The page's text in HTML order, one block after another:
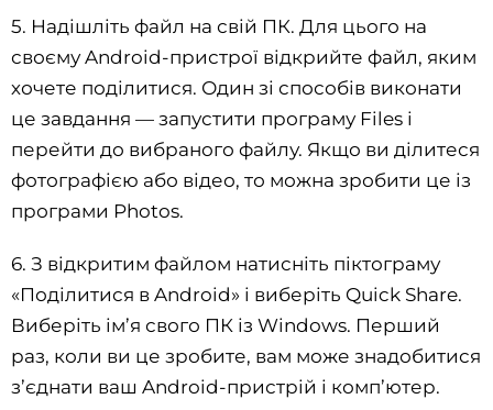
5. Надішліть файл на свій ПК. Для цього на
своєму Android-пристрої відкрийте файл, яким
хочете поділитися. Один зі способів виконати
це завдання — запустити програму Files і
перейти до вибраного файлу. Якщо ви ділитеся
фотографією або відео, то можна зробити це із
програми Photos.
6. З відкритим файлом натисніть піктограму
«Поділитися в Android» і виберіть Quick Share.
Виберіть ім’я свого ПК із Windows. Перший
раз, коли ви це зробите, вам може знадобитися
з’єднати ваш Android-пристрій і комп’ютер.